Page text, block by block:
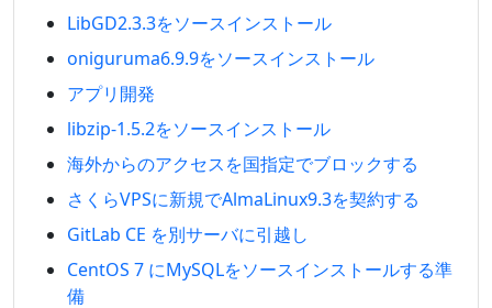
LibGD2.3.3をソースインストール
oniguruma6.9.9をソースインストール
アプリ開発
libzip-1.5.2をソースインストール
海外からのアクセスを国指定でブロックする
さくらVPSに新規でAlmaLinux9.3を契約する
GitLab CE を別サーバに引越し
CentOS 7 にMySQLをソースインストールする準
備